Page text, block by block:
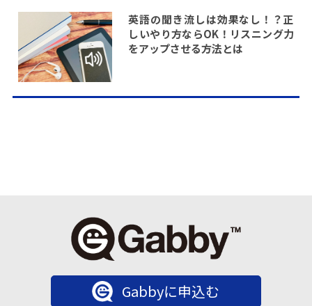
英語の聞き流しは効果なし！？正
しいやり方ならOK！リスニング力
をアップさせる方法とは
Gabbyに申込む